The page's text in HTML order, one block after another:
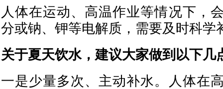
人体在运动、高温作业等情况下，
分或钠、钾等电解质，需要及时科学
关于夏天饮水，建议大家做到以下几
一是少量多次、主动补水。人体在